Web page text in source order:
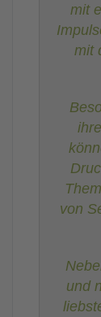
mit
mit
von
und